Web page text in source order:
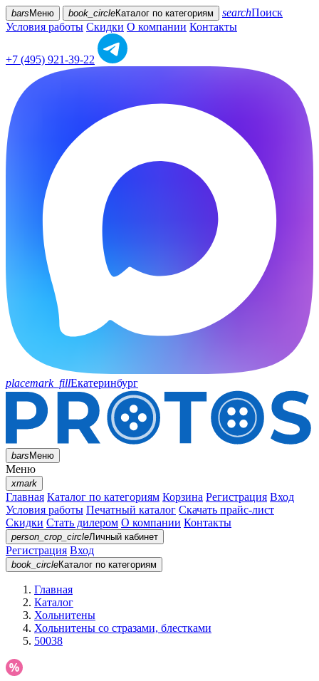
bars Меню book_circleКаталог по категориям searchПоиск
Условия работы Скидки О компании Контакты
+7 (495) 921-39-22
placemark_fillЕкатеринбург
barsМеню
Меню
xmark
Главная Каталог по категориям Корзина Регистрация Вход
Условия работы Печатный каталог Скачать прайс-лист
Скидки Стать дилером О компании Контакты
person_crop_circleЛичный кабинет
Регистрация Вход
book_circleКаталог по категориям
Главная
Каталог
Хольнитены
Хольнитены со стразами, блестками
50038